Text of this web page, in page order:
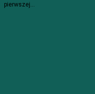
pierwszej...